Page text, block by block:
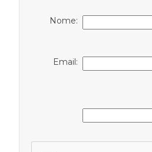
Nome:
Email: